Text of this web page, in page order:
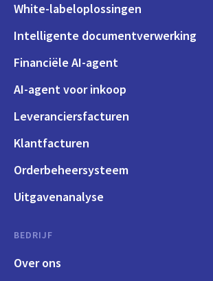
White-labeloplossingen
Intelligente documentverwerking
Financiële AI-agent
AI-agent voor inkoop
Leveranciersfacturen
Klantfacturen
Orderbeheersysteem
Uitgavenanalyse
BEDRIJF
Over ons